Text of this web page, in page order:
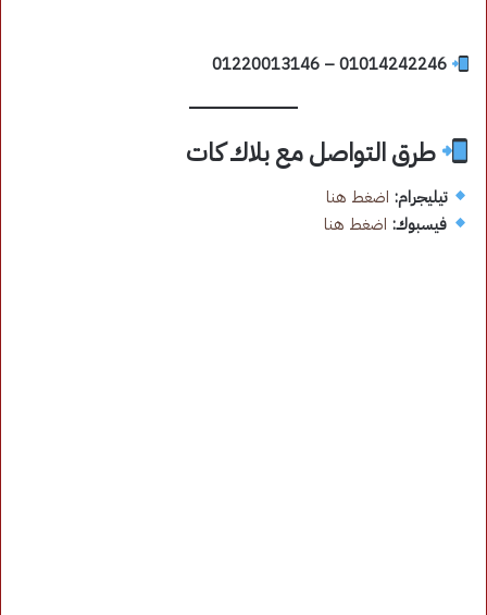
01014242246 – 01220013146
طرق التواصل مع بلاك كات
تيليجرام: اضغط هنا
فيسبوك: اضغط هنا